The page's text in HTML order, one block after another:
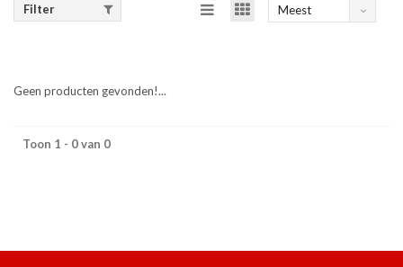
Filter
Meest
Geen producten gevonden!...
Toon 1 - 0 van 0